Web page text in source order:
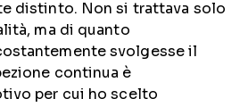
distinto. Non si trattava solo
ma di quanto
svolgesse il
continua è
per cui ho scelto